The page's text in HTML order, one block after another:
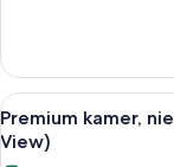
laden
kamer,
kingsize
bed,
uitzicht
Alle
foto's
voor
6
Premium kamer,
View)